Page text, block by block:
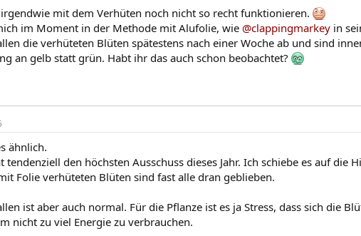
mit dem Verhüten noch nicht so recht funktionieren.
im Moment in der Methode mit Alufolie, wie @clappingmarkey in
die verhüteten Blüten spätestens nach einer Woche ab und sind
an gelb statt grün. Habt ihr das auch schon beobachtet?
ähnlich.
tendenziell den höchsten Ausschuss dieses Jahr. Ich schiebe es auf
Folie verhüteten Blüten sind fast alle dran geblieben.
ist aber auch normal. Für die Pflanze ist es ja Stress, dass sich die
nicht zu viel Energie zu verbrauchen.